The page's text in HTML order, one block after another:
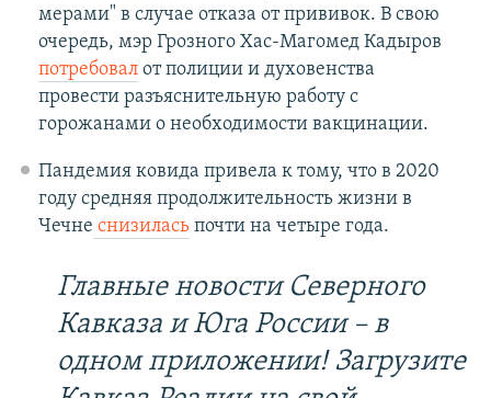
мерами" в случае отказа от прививок. В свою
очередь, мэр Грозного Хас-Магомед Кадыров
потребовалот полиции и духовенства
провести разъяснительную работу с
горожанами о необходимости вакцинации.
Пандемия ковида привела к тому, что в 2020
году средняя продолжительность жизни в
Чечне снизиласьпочти на четыре года.
Главные новости Северного
Кавказа и Юга России – в
одном приложении! Загрузите